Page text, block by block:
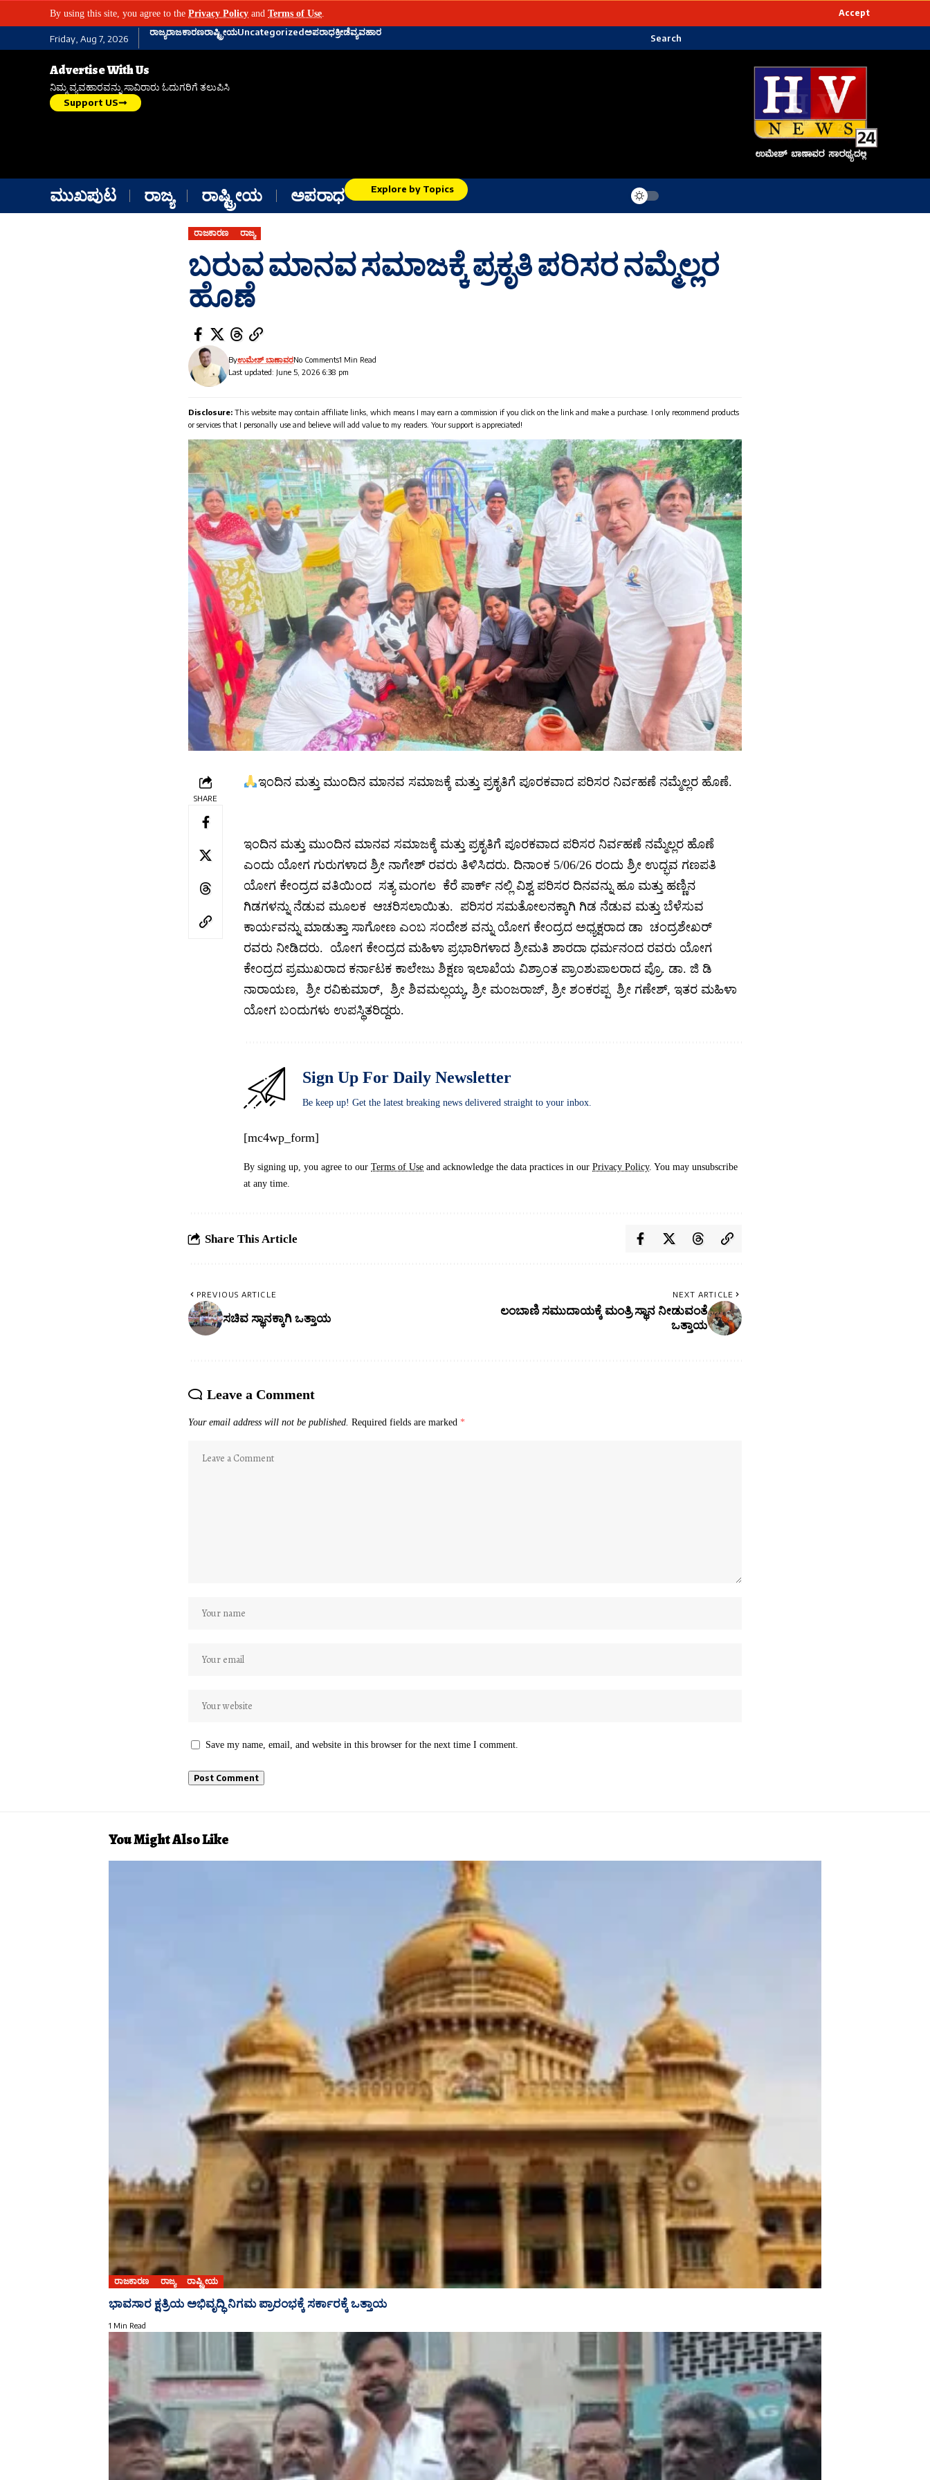
By using this site, you agree to the Privacy Policy and Terms of Use Accept
Friday, Aug 7, 2026
ರಾಜ್ಯರಾಜಕಾರಣರಾಷ್ಟ್ರೀಯUncategorizedಅಪರಾಧಕ್ರೀಡೆವ್ಯವಹಾರ
Search
Advertise With Us
ನಿಮ್ಮ ವ್ಯವಹಾರವನ್ನು ಸಾವಿರಾರು ಓದುಗರಿಗೆ ತಲುಪಿಸಿ
Support US
ಮುಖಪುಟ ರಾಜ್ಯ ರಾಷ್ಟ್ರೀಯ ಅಪರಾಧ Explore by Topics
ರಾಜಕಾರಣ ರಾಜ್ಯ
ಬರುವ ಮಾನವ ಸಮಾಜಕ್ಕೆ ಪ್ರಕೃತಿ ಪರಿಸರ ನಮ್ಮೆಲ್ಲರ
ಹೊಣೆ
Last updated: June 5, 2026 6:38 pm
Byಉಮೇಶ್ ಬಾಣಾವರNo Comments1 Min Read
Disclosure: This website may contain affiliate links, which means I may earn a commission if you click on the link and make a purchase. I only recommend products
or services that I personally use and believe will add value to my readers. Your support is appreciated!
SHARE
ಇಂದಿನ ಮತ್ತು ಮುಂದಿನ ಮಾನವ ಸಮಾಜಕ್ಕೆ ಮತ್ತು ಪ್ರಕೃತಿಗೆ ಪೂರಕವಾದ ಪರಿಸರ ನಿರ್ವಹಣೆ ನಮ್ಮೆಲ್ಲರ ಹೊಣೆ.
ಇಂದಿನ ಮತ್ತು ಮುಂದಿನ ಮಾನವ ಸಮಾಜಕ್ಕೆ ಮತ್ತು ಪ್ರಕೃತಿಗೆ ಪೂರಕವಾದ ಪರಿಸರ ನಿರ್ವಹಣೆ ನಮ್ಮೆಲ್ಲರ ಹೊಣೆ
ಎಂದು ಯೋಗ ಗುರುಗಳಾದ ಶ್ರೀ ನಾಗೇಶ್ ರವರು ತಿಳಿಸಿದರು. ದಿನಾಂಕ 5/06/26 ರಂದು ಶ್ರೀ ಉದ್ಭವ ಗಣಪತಿ
ಯೋಗ ಕೇಂದ್ರದ ವತಿಯಿಂದ ಸತ್ಯ ಮಂಗಲ ಕೆರೆ ಪಾರ್ಕ್ ನಲ್ಲಿ ವಿಶ್ವ ಪರಿಸರ ದಿನವನ್ನು ಹೂ ಮತ್ತು ಹಣ್ಣಿನ
ಗಿಡಗಳನ್ನು ನೆಡುವ ಮೂಲಕ ಆಚರಿಸಲಾಯಿತು. ಪರಿಸರ ಸಮತೋಲನಕ್ಕಾಗಿ ಗಿಡ ನೆಡುವ ಮತ್ತು ಬೆಳೆಸುವ
ಕಾರ್ಯವನ್ನು ಮಾಡುತ್ತಾ ಸಾಗೋಣ ಎಂಬ ಸಂದೇಶ ವನ್ನು ಯೋಗ ಕೇಂದ್ರದ ಅಧ್ಯಕ್ಷರಾದ ಡಾ ಚಂದ್ರಶೇಖರ್
ರವರು ನೀಡಿದರು. ಯೋಗ ಕೇಂದ್ರದ ಮಹಿಳಾ ಪ್ರಭಾರಿಗಳಾದ ಶ್ರೀಮತಿ ಶಾರದಾ ಧರ್ಮನಂದ ರವರು ಯೋಗ
ಕೇಂದ್ರದ ಪ್ರಮುಖರಾದ ಕರ್ನಾಟಕ ಕಾಲೇಜು ಶಿಕ್ಷಣ ಇಲಾಖೆಯ ವಿಶ್ರಾಂತ ಪ್ರಾಂಶುಪಾಲರಾದ ಪ್ರೊ. ಡಾ. ಜಿ ಡಿ
ನಾರಾಯಣ, ಶ್ರೀ ರವಿಕುಮಾರ್, ಶ್ರೀ ಶಿವಮಲ್ಲಯ್ಯ, ಶ್ರೀ ಮಂಜರಾಜ್, ಶ್ರೀ ಶಂಕರಪ್ಪ ಶ್ರೀ ಗಣೇಶ್, ಇತರ ಮಹಿಳಾ
ಯೋಗ ಬಂದುಗಳು ಉಪಸ್ಥಿತರಿದ್ದರು.
Sign Up For Daily Newsletter
Be keep up! Get the latest breaking news delivered straight to your inbox.
[mc4wp_form]
By signing up, you agree to our Terms of Use and acknowledge the data practices in our Privacy Policy. You may unsubscribe
at any time.
Share This Article
PREVIOUS ARTICLE
ಸಚಿವ ಸ್ಥಾನಕ್ಕಾಗಿ ಒತ್ತಾಯ
NEXT ARTICLE
ಲಂಬಾಣಿ ಸಮುದಾಯಕ್ಕೆ ಮಂತ್ರಿ ಸ್ಥಾನ ನೀಡುವಂತೆ
ಒತ್ತಾಯ
Leave a Comment
Your email address will not be published. Required fields are marked *
Save my name, email, and website in this browser for the next time I comment.
You Might Also Like
ರಾಜಕಾರಣ ರಾಜ್ಯ ರಾಷ್ಟ್ರೀಯ
ಭಾವಸಾರ ಕ್ಷತ್ರಿಯ ಅಭಿವೃದ್ಧಿ ನಿಗಮ ಪ್ರಾರಂಭಕ್ಕೆ ಸರ್ಕಾರಕ್ಕೆ ಒತ್ತಾಯ
1 Min Read